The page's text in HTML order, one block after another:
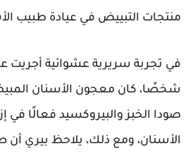
منتجات التبييض في عيادة طبيب
شخصًا، كان معجون الأسنان
صودا الخبز والبيروكسيد فعالًا في
الأسنان، ومع ذلك، يلاحظ بيري أن